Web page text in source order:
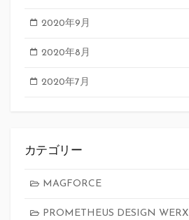
2020年9月
2020年8月
2020年7月
カテゴリー
MAGFORCE
PROMETHEUS DESIGN WERX